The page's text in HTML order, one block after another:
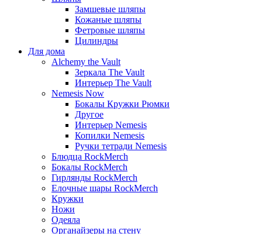
Замшевые шляпы
Кожаные шляпы
Фетровые шляпы
Цилиндры
Для дома
Alchemy the Vault
Зеркала The Vault
Интерьер The Vault
Nemesis Now
Бокалы Кружки Рюмки
Другое
Интерьер Nemesis
Копилки Nemesis
Ручки тетради Nemesis
Блюдца RockMerch
Бокалы RockMerch
Гирлянды RockMerch
Елочные шары RockMerch
Кружки
Ножи
Одеяла
Органайзеры на стену